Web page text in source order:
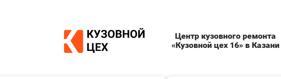
Центр кузовного ремонта
«Кузовной цех 16» в Казани